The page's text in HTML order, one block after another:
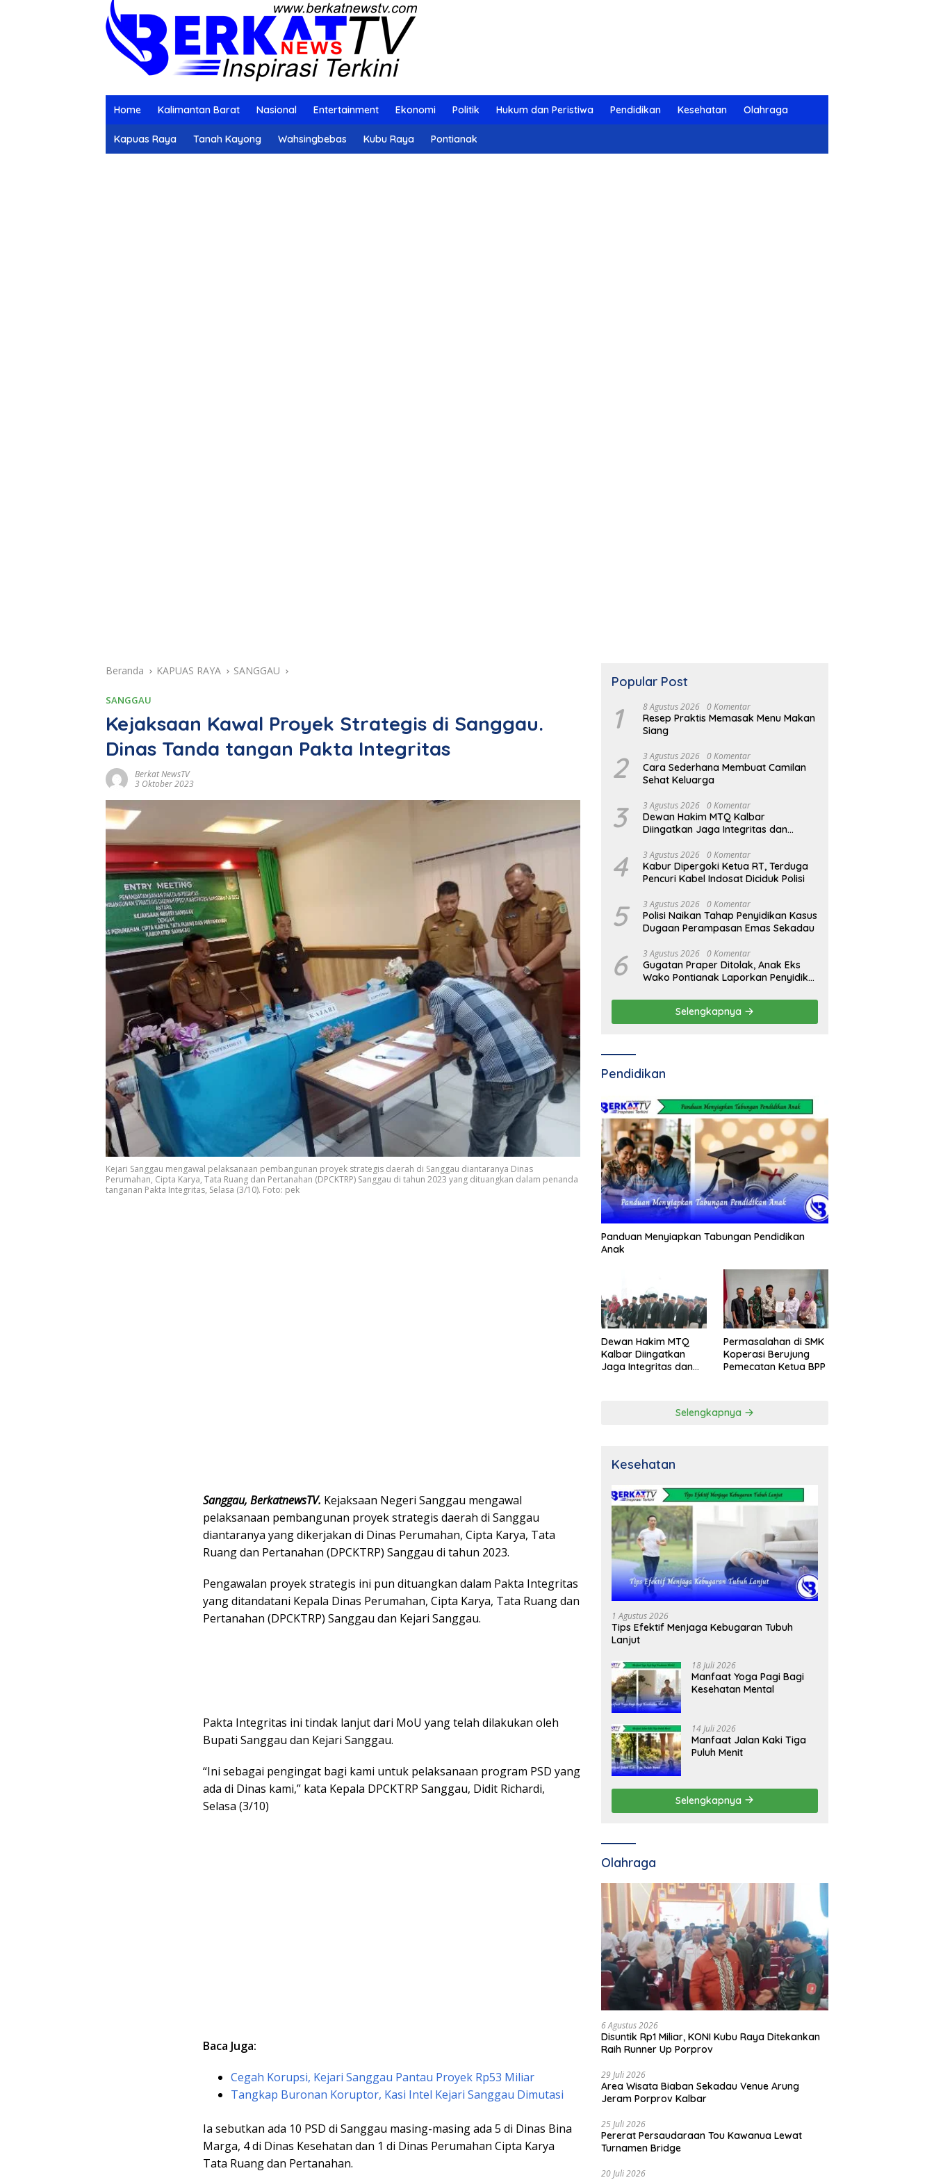
Home Kalimantan Barat Nasional Entertainment Ekonomi Politik Hukum dan Peristiwa Pendidikan Kesehatan Olahraga
Kapuas Raya Tanah Kayong Wahsingbebas Kubu Raya Pontianak
Beranda KAPUAS RAYA SANGGAU
SANGGAU
Kejaksaan Kawal Proyek Strategis di Sanggau.
Dinas Tanda tangan Pakta Integritas
Berkat NewsTV
3 Oktober 2023
Kejari Sanggau mengawal pelaksanaan pembangunan proyek strategis daerah di Sanggau diantaranya Dinas
Perumahan, Cipta Karya, Tata Ruang dan Pertanahan (DPCKTRP) Sanggau di tahun 2023 yang dituangkan dalam penanda
tanganan Pakta Integritas, Selasa (3/10). Foto: pek
Sanggau, BerkatnewsTV. Kejaksaan Negeri Sanggau mengawal
pelaksanaan pembangunan proyek strategis daerah di Sanggau
diantaranya yang dikerjakan di Dinas Perumahan, Cipta Karya, Tata
Ruang dan Pertanahan (DPCKTRP) Sanggau di tahun 2023.
Pengawalan proyek strategis ini pun dituangkan dalam Pakta Integritas
yang ditandatani Kepala Dinas Perumahan, Cipta Karya, Tata Ruang dan
Pertanahan (DPCKTRP) Sanggau dan Kejari Sanggau.
Pakta Integritas ini tindak lanjut dari MoU yang telah dilakukan oleh
Bupati Sanggau dan Kejari Sanggau.
“Ini sebagai pengingat bagi kami untuk pelaksanaan program PSD yang
ada di Dinas kami,” kata Kepala DPCKTRP Sanggau, Didit Richardi,
Selasa (3/10)
Baca Juga:
Cegah Korupsi, Kejari Sanggau Pantau Proyek Rp53 Miliar
Tangkap Buronan Koruptor, Kasi Intel Kejari Sanggau Dimutasi
Ia sebutkan ada 10 PSD di Sanggau masing-masing ada 5 di Dinas Bina
Marga, 4 di Dinas Kesehatan dan 1 di Dinas Perumahan Cipta Karya
Tata Ruang dan Pertanahan.
Popular Post
1 8 Agustus 2026 0 Komentar
Resep Praktis Memasak Menu Makan
Siang
2 3 Agustus 2026 0 Komentar
Cara Sederhana Membuat Camilan
Sehat Keluarga
3 3 Agustus 2026 0 Komentar
Dewan Hakim MTQ Kalbar
Diingatkan Jaga Integritas dan
4 3 Agustus 2026 0 Komentar
Kabur Dipergoki Ketua RT, Terduga
Pencuri Kabel Indosat Diciduk Polisi
5 3 Agustus 2026 0 Komentar
Polisi Naikan Tahap Penyidikan Kasus
Dugaan Perampasan Emas Sekadau
6 3 Agustus 2026 0 Komentar
Gugatan Praper Ditolak, Anak Eks
Wako Pontianak Laporkan Penyidik
Selengkapnya
Pendidikan
Panduan Menyiapkan Tabungan Pendidikan
Anak
Dewan Hakim MTQ
Kalbar Diingatkan
Jaga Integritas dan
Permasalahan di SMK
Koperasi Berujung
Pemecatan Ketua BPP
Selengkapnya
Kesehatan
1 Agustus 2026
Tips Efektif Menjaga Kebugaran Tubuh
Lanjut
18 Juli 2026
Manfaat Yoga Pagi Bagi
Kesehatan Mental
14 Juli 2026
Manfaat Jalan Kaki Tiga
Puluh Menit
Selengkapnya
Olahraga
6 Agustus 2026
Disuntik Rp1 Miliar, KONI Kubu Raya Ditekankan
Raih Runner Up Porprov
29 Juli 2026
Area Wisata Biaban Sekadau Venue Arung
Jeram Porprov Kalbar
25 Juli 2026
Pererat Persaudaraan Tou Kawanua Lewat
Turnamen Bridge
20 Juli 2026